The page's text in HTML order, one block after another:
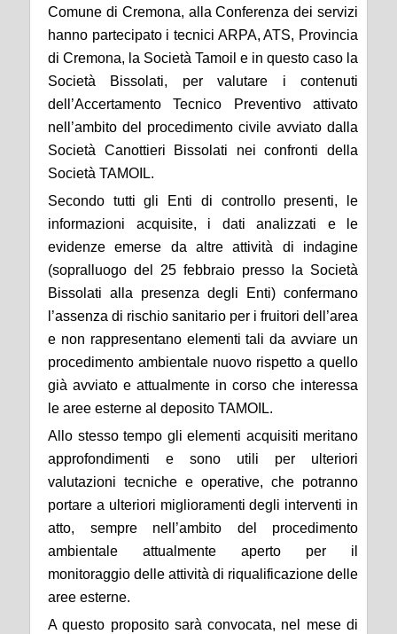
Comune di Cremona, alla Conferenza dei servizi
hanno partecipato i tecnici ARPA, ATS, Provincia
di Cremona, la Società Tamoil e in questo caso la
Società Bissolati, per valutare i contenuti
dell’Accertamento Tecnico Preventivo attivato
nell’ambito del procedimento civile avviato dalla
Società Canottieri Bissolati nei confronti della
Società TAMOIL.
Secondo tutti gli Enti di controllo presenti, le
informazioni acquisite, i dati analizzati e le
evidenze emerse da altre attività di indagine
(sopralluogo del 25 febbraio presso la Società
Bissolati alla presenza degli Enti) confermano
l’assenza di rischio sanitario per i fruitori dell’area
e non rappresentano elementi tali da avviare un
procedimento ambientale nuovo rispetto a quello
già avviato e attualmente in corso che interessa
le aree esterne al deposito TAMOIL.
Allo stesso tempo gli elementi acquisiti meritano
approfondimenti e sono utili per ulteriori
valutazioni tecniche e operative, che potranno
portare a ulteriori miglioramenti degli interventi in
atto, sempre nell’ambito del procedimento
ambientale attualmente aperto per il
monitoraggio delle attività di riqualificazione delle
aree esterne.
A questo proposito sarà convocata, nel mese di